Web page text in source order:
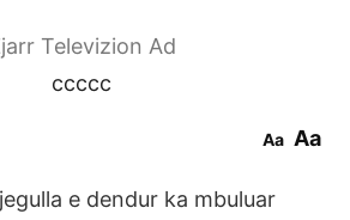
Televizion Ad
ccccc
Aa Aa
e dendur ka mbuluar